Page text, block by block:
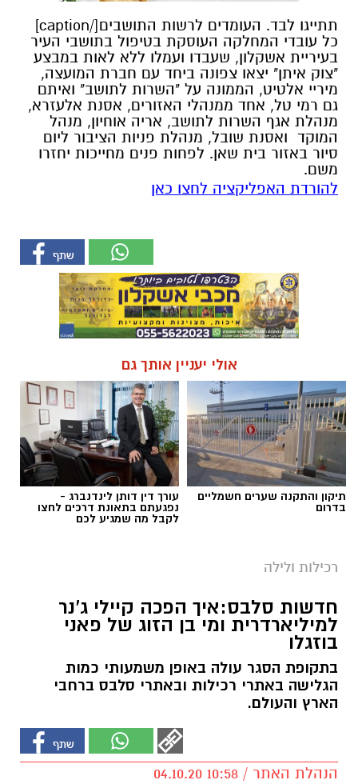
תתייגו לבד. העומדים לרשות התושבים[/caption]
כל עובדי המחלקה העוסקת בטיפול בתושבי העיר
בעיריית אשקלון, שעבדו ועמלו ללא לאות במבצע
"צוק איתן" יצאו צפונה ביחד עם חברת המועצה,
מיריי אלטיט, הממונה על "השרות לתושב" ואיתם
גם רמי טל, אחד ממנהלי האזורים, אסנת אלעזרא,
מנהלת אגף השרות לתושב, אריה אוחיון, מנהל
המוקד ואסנת שובל, מנהלת פניות הציבור ליום
סיור באזור בית שאן. לפחות פנים מחייכות יחזרו
משם.
להורדת האפליקציה לחצו כאן
אולי יעניין אותך גם
תיקון והתקנה שערים חשמליים
בדרום
עורך דין דותן לינדנברג -
נפגעתם בתאונת דרכים לחצו
לקבל מה שמגיע לכם
רכילות ולילה
חדשות סלבס:איך הפכה קיילי ג'נר
למיליארדרית ומי בן הזוג של פאני
בוזגלו
בתקופת הסגר עולה באופן משמעותי כמות
הגלישה באתרי רכילות ובאתרי סלבס ברחבי
הארץ והעולם.
הנהלת האתר / 10:58 04.10.20